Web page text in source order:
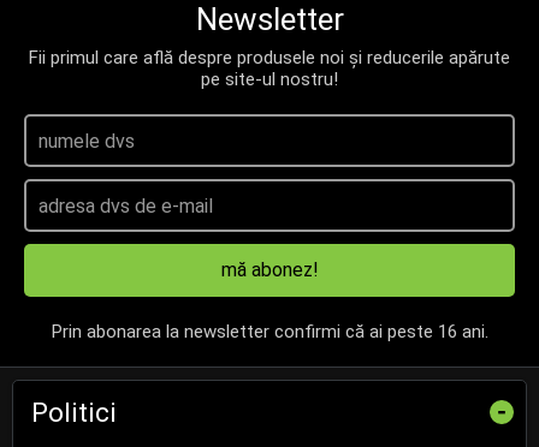
Newsletter
Fii primul care află despre produsele noi și reducerile apărute
pe site-ul nostru!
mă abonez!
Prin abonarea la newsletter confirmi că ai peste 16 ani.
Politici -